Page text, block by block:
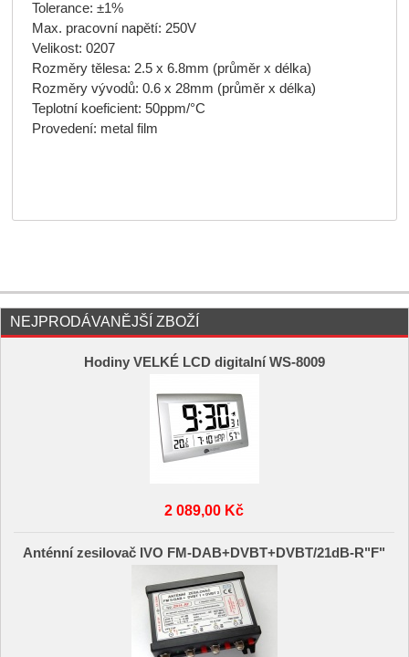
Tolerance: ±1%
Max. pracovní napětí: 250V
Velikost: 0207
Rozměry tělesa: 2.5 x 6.8mm (průměr x délka)
Rozměry vývodů: 0.6 x 28mm (průměr x délka)
Teplotní koeficient: 50ppm/°C
Provedení: metal film
NEJPRODÁVANĚJŠÍ ZBOŽÍ
Hodiny VELKÉ LCD digitalní WS-8009
2 089,00 Kč
Anténní zesilovač IVO FM-DAB+DVBT+DVBT/21dB-R"F"